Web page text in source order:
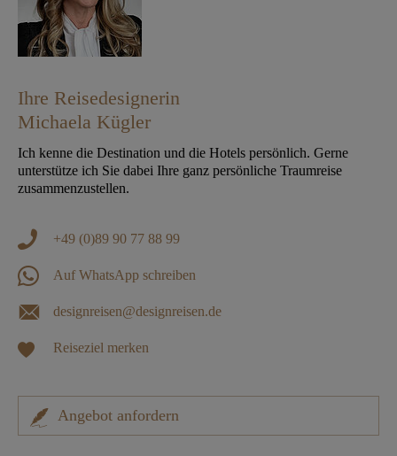
Ihre Reisedesignerin
Michaela Kügler
Ich kenne die Destination und die Hotels persönlich. Gerne
unterstütze ich Sie dabei Ihre ganz persönliche Traumreise
zusammenzustellen.
+49 (0)89 90 77 88 99
Auf WhatsApp schreiben
designreisen@designreisen.de
Reiseziel merken
Angebot anfordern